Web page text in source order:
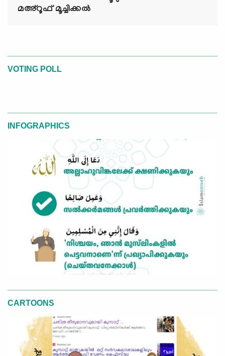
മഅ്റൂഫ് മൂച്ചിക്കല്‍
VOTING POLL
INFOGRAPHICS
CARTOONS